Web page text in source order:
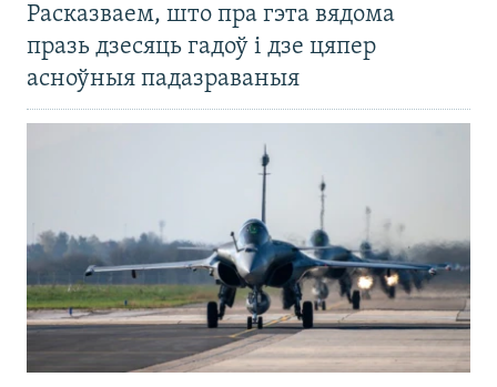
Расказваем, што пра гэта вядома
празь дзесяць гадоў і дзе цяпер
асноўныя падазраваныя